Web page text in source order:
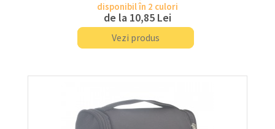
disponibil în 2 culori
de la 10,85 Lei
Vezi produs